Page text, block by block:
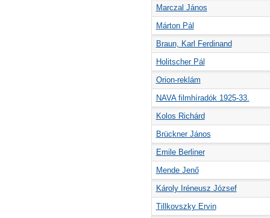
Marczal János
Márton Pál
Braun, Karl Ferdinand
Holitscher Pál
Orion-reklám
NAVA filmhíradók 1925-33.
Kolos Richárd
Brückner János
Emile Berliner
Mende Jenő
Károly Iréneusz József
Tillkovszky Ervin